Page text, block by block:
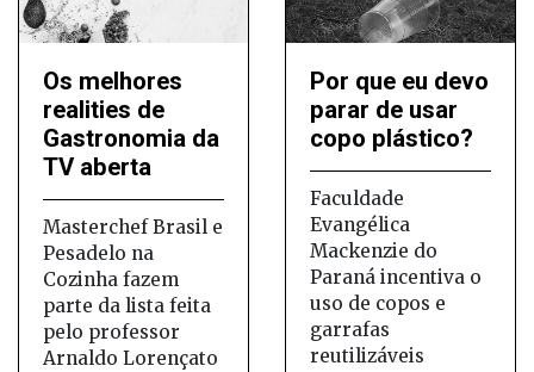
Os melhores
realities de
Gastronomia da
TV aberta
Masterchef Brasil e
Pesadelo na
Cozinha fazem
parte da lista feita
pelo professor
Arnaldo Lorençato
Por que eu devo
parar de usar
copo plástico?
Faculdade
Evangélica
Mackenzie do
Paraná incentiva o
uso de copos e
garrafas
reutilizáveis